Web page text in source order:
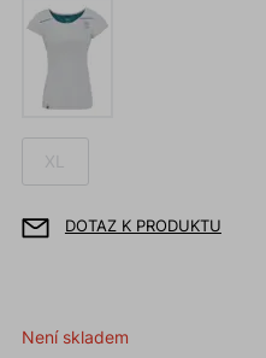
XL
DOTAZ K PRODUKTU
Není skladem